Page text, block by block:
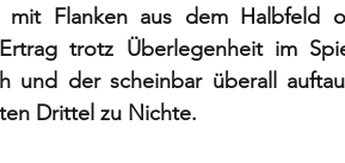
mit Flanken aus dem Halbfeld
trotz Überlegenheit im
der scheinbar überall
Drittel zu Nichte.